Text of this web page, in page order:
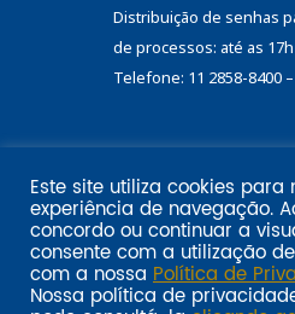
Distribuição de senhas
de processos: até as 17h
Telefone: 11 2858-8400
Email marketing por:
Pol�tica de privacidade
Este site utiliza cookies para
experiência de navegação.
concordo ou continuar a
consente com a utilização
com a nossa Política de
Nossa política de